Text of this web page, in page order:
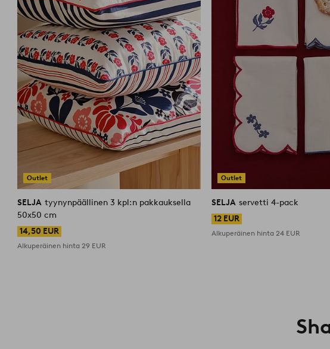
Outlet
SELJA tyynynpäällinen 3 kpl:n pakkauksella
50x50 cm
14,50 EUR
Alkuperäinen hinta 29 EUR
Outlet
SELJA servetti 4-pack
12 EUR
Alkuperäinen hinta 24 EUR